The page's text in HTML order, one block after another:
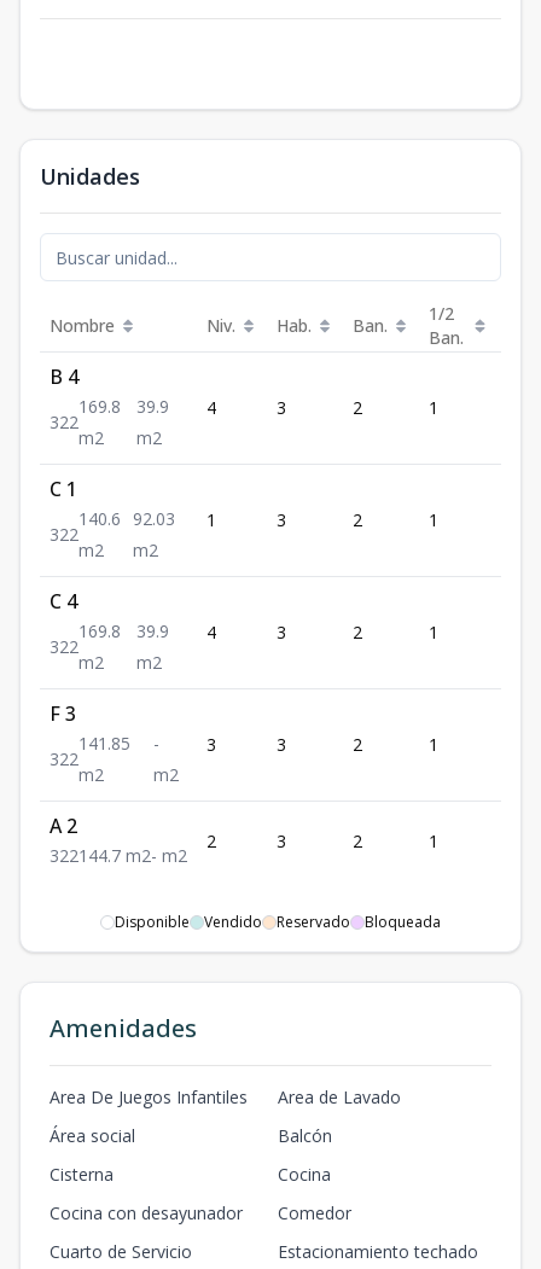
Unidades
Nombre Niv. Hab. Ban.
1/2
Ban.
B 4
322
169.8
m2
39.9
m2
4 3 2 1
C 1
322
140.6
m2
92.03
m2
1 3 2 1
C 4
322
169.8
m2
39.9
m2
4 3 2 1
F 3
322
141.85
m2
-
m2
3 3 2 1
A 2
322144.7 m2- m2
2 3 2 1
Disponible Vendido Reservado Bloqueada
Amenidades
Area De Juegos Infantiles
Area de Lavado
Área social
Balcón
Cisterna
Cocina
Cocina con desayunador
Comedor
Cuarto de Servicio
Estacionamiento techado